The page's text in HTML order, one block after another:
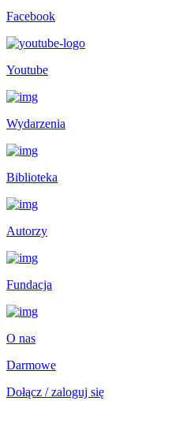
Facebook
Youtube
Wydarzenia
Biblioteka
Autorzy
Fundacja
O nas
Darmowe
Dołącz / zaloguj się